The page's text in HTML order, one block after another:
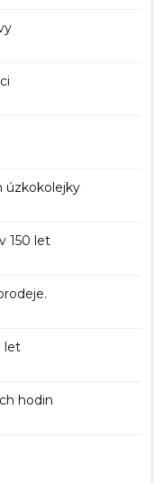
úzkokolejky
150 let
let
hodin